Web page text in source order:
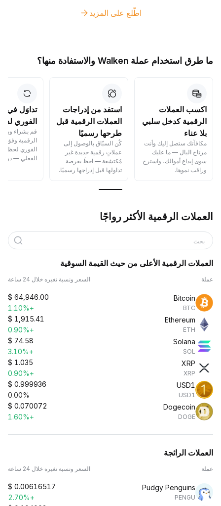
اطّلع على المزيد
ما طرق استخدام عملة Walken والاستفادة منها؟
اكسب العملات
الرقمية كدخل سلبي
بلا عناء
مكافآتك ستصل إليك وأنت
مرتاح البال — ما عليك
سوى إيداع أموالك، واسترح
وراقب نموها.
استفد من إدراجات
العملات الرقمية قبل
طرحها رسميًا
كُن السبّاق بالوصول إلى
عملاتٍ رقمية جديدة غير
مُكتشفة — احظَ بفرصة
تداولها قبل إدراجها رسميًا.
تداوَل في
الفوري
قم بشراء وبيع
الرقمية وفق
الفوري لحظيًا
الفعلي — دون
العملات الرقمية الأكثر رواجًا
بحث
العملات الرقمية الأعلى من حيث القيمة السوقية
عملة السعر ونسبة تغيره خلال 24 ساعة
Bitcoin
BTC
$ 64,946.00
+1.10%
Ethereum
ETH
$ 1,915.41
+0.90%
Solana
SOL
$ 74.58
+3.10%
XRP
XRP
$ 1.035
+0.90%
USD1
USD1
$ 0.999936
0.00%
Dogecoin
DOGE
$ 0.070072
+1.60%
العملات الرائجة
عملة السعر ونسبة تغيره خلال 24 ساعة
Pudgy Penguins
PENGU
$ 0.00616517
+2.70%